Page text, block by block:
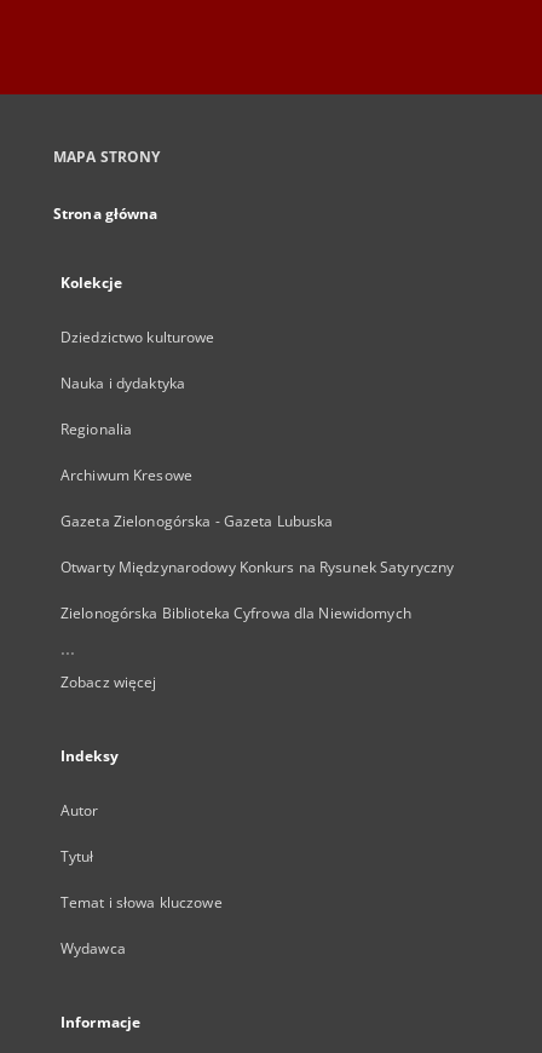
MAPA STRONY
Strona główna
Kolekcje
Dziedzictwo kulturowe
Nauka i dydaktyka
Regionalia
Archiwum Kresowe
Gazeta Zielonogórska - Gazeta Lubuska
Otwarty Międzynarodowy Konkurs na Rysunek Satyryczny
Zielonogórska Biblioteka Cyfrowa dla Niewidomych
...
Zobacz więcej
Indeksy
Autor
Tytuł
Temat i słowa kluczowe
Wydawca
Informacje